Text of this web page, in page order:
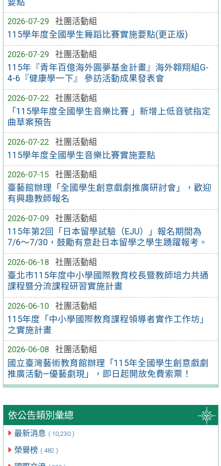
2026-07-29
社團活動組
115學年度全國學生舞蹈比賽實施要點(更正版)
2026-07-29
社團活動組
115年『青年百億海外圓夢基金計畫』海外翱翔組G-
4-6『健康學一下』 參訪活動成果發表會
2026-07-22
社團活動組
「115學年度全國學生音樂比賽 」新增上低音號指定
曲草案預告
2026-07-22
社團活動組
115學年度全國學生音樂比賽實施要點
2026-07-15
社團活動組
臺藝館辦理「全國學生創意戲劇推廣研討會」，歡迎
有興趣教師報名
2026-07-09
社團活動組
115年第2回「日本留學試驗（EJU）」報名期間為
7/6～7/30，鼓勵有意赴日本留學之學生踴躍報考。
2026-06-18
社團活動組
臺北市115年度中小學國際教育校長暨教師培力共通
課程暨分流課程研習實施計畫
2026-06-10
社團活動組
115年度「中小學國際教育課程領導者實作工作坊」
之實施計畫
2026-06-08
社團活動組
國立臺灣藝術教育館辦理「115年全國學生創意戲劇
推廣活動—優藝劇現」，即日起開放免費索票！
依公告類別彙總
最新消息 ( 10,230 )
榮譽榜 ( 482 )